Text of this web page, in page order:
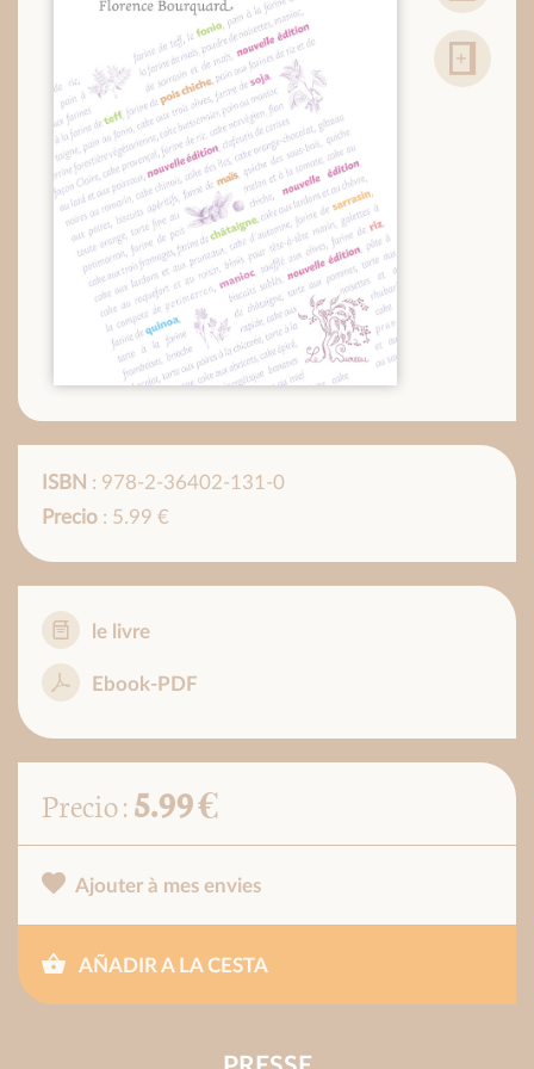
ISBN : 978-2-36402-131-0
Precio : 5.99 €
le livre
Ebook-PDF
Precio :5.99 €
Ajouter à mes envies
AÑADIR A LA CESTA